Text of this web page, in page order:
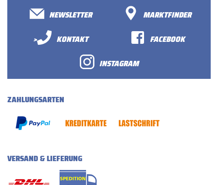
NEWSLETTER
MARKTFINDER
>
KONTAKT
FACEBOOK
INSTAGRAM
ZAHLUNGSARTEN
VERSAND & LIEFERUNG